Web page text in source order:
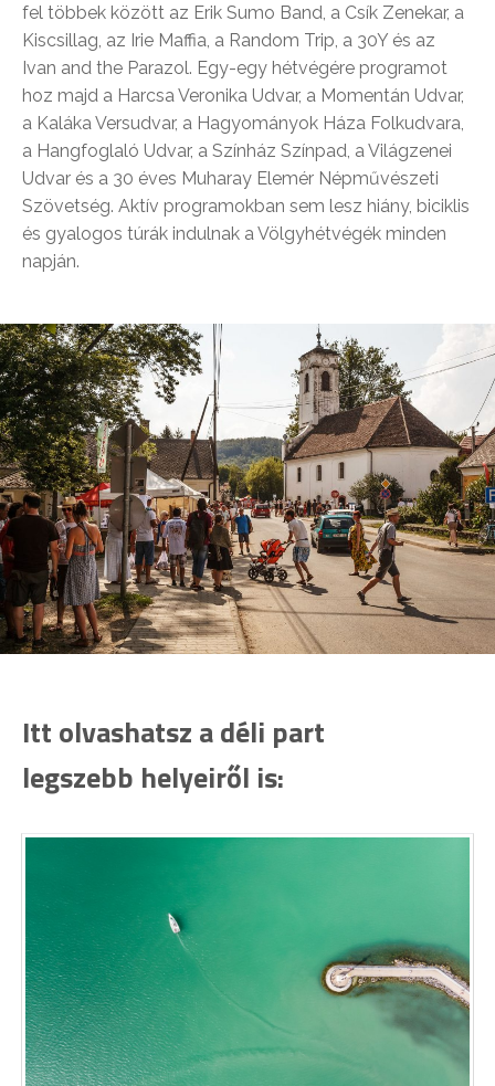
fel többek között az Erik Sumo Band, a Csík Zenekar, a
Kiscsillag, az Irie Maffia, a Random Trip, a 30Y és az
Ivan and the Parazol. Egy-egy hétvégére programot
hoz majd a Harcsa Veronika Udvar, a Momentán Udvar,
a Kaláka Versudvar, a Hagyományok Háza Folkudvara,
a Hangfoglaló Udvar, a Színház Színpad, a Világzenei
Udvar és a 30 éves Muharay Elemér Népművészeti
Szövetség. Aktív programokban sem lesz hiány, biciklis
és gyalogos túrák indulnak a Völgyhétvégék minden
napján.
Itt olvashatsz a déli part
legszebb helyeiről is: